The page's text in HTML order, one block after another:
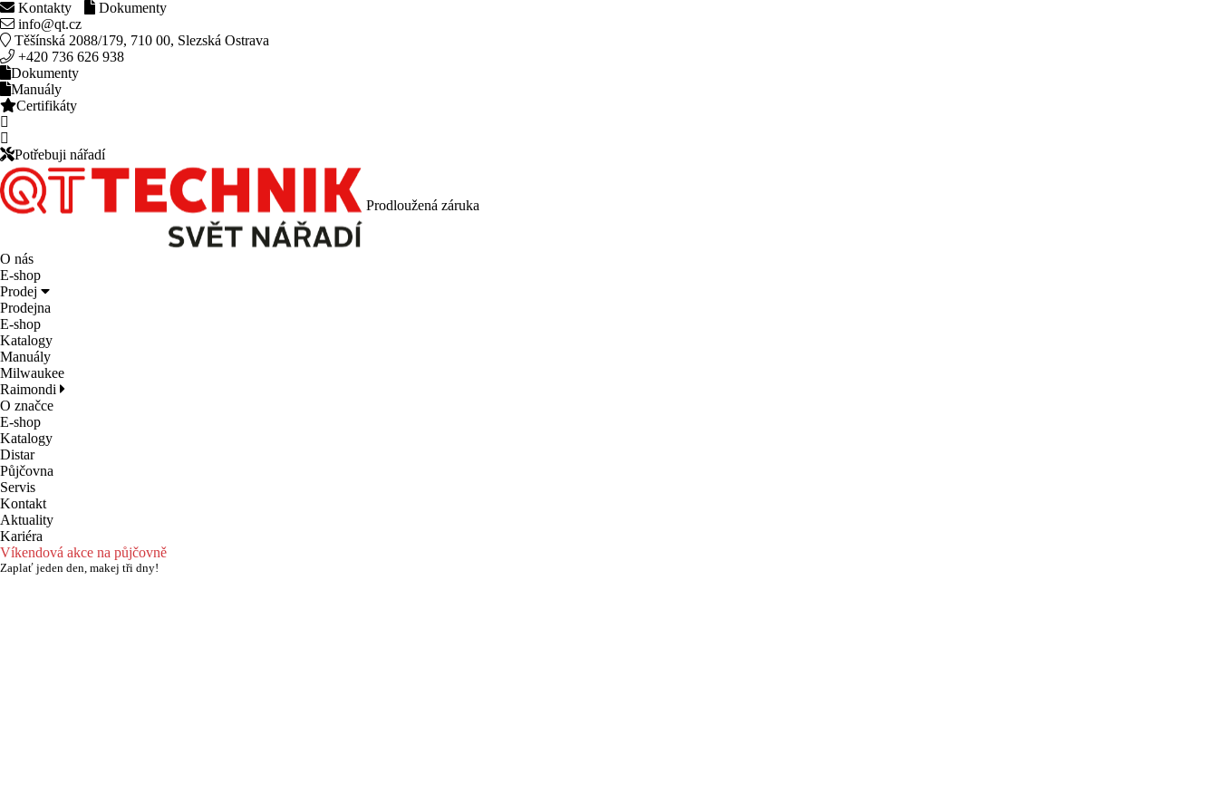
Kontakty
Dokumenty
info@qt.cz
Těšínská 2088/179, 710 00, Slezská Ostrava
+420 736 626 938
Dokumenty
Manuály
Certifikáty
Potřebuji nářadí
Prodloužená záruka
O nás
E-shop
Prodej
Prodejna
E-shop
Katalogy
Manuály
Milwaukee
Raimondi
O značce
E-shop
Katalogy
Distar
Půjčovna
Servis
Kontakt
Aktuality
Kariéra
Víkendová akce na půjčovně
Zaplať jeden den, makej tři dny!